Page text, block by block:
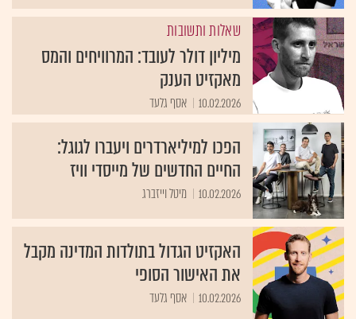
שאלות ותשובות
מיליון דולר לעובד: המרוויחים והמס
מאקזיט הענק
10.02.2026 אסף גלעד
הפכו למיליארדרים ויעברו לגוגל:
החיים החדשים של מייסדי וויז
10.02.2026 מיטל וייזברג
האקזיט הגדול בתולדות המדינה מקבל
את האישור הסופי
10.02.2026 אסף גלעד